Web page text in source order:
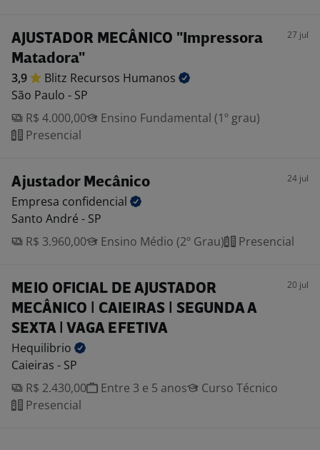
AJUSTADOR MECÂNICO "Impressora
Matadora"
27 jul
3,9 Blitz Recursos Humanos
São Paulo - SP
R$ 4.000,00
Ensino Fundamental (1º grau)
Presencial
Ajustador Mecânico 24 jul
Empresa confidencial
Santo André - SP
R$ 3.960,00
Ensino Médio (2º Grau) Presencial
MEIO OFICIAL DE AJUSTADOR
MECÂNICO | CAIEIRAS | SEGUNDA A
SEXTA | VAGA EFETIVA
20 jul
Hequilibrio
Caieiras - SP
R$ 2.430,00
Entre 3 e 5 anos
Curso Técnico
Presencial